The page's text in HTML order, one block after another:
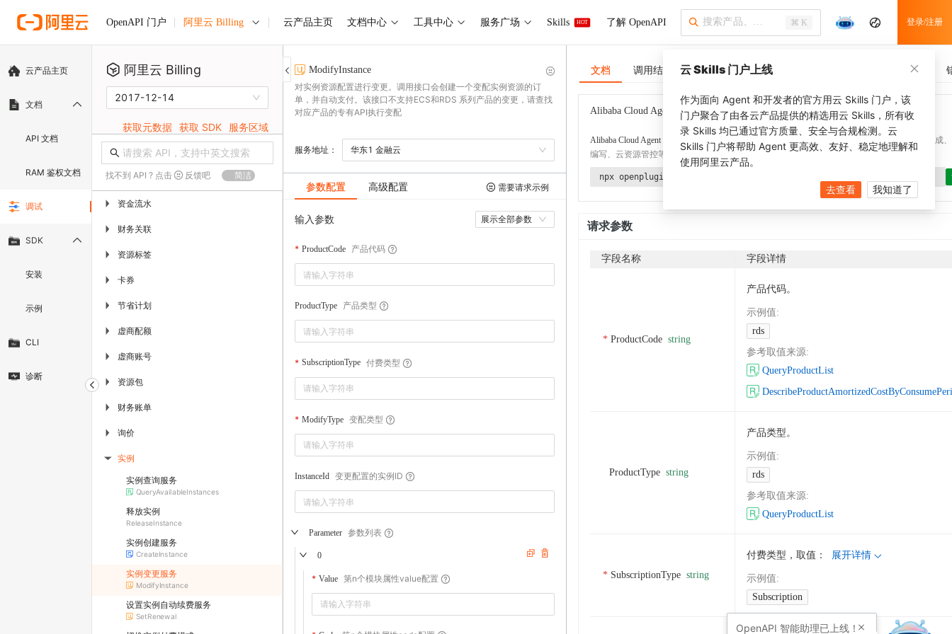
OpenAPI 门户 阿里云 Billing 云产品主页 文档中心 工具中心 服务广场 Skills HOT 了解 OpenAPI ⌘ K 登录/注册
云产品主页
文档
API 文档
RAM 鉴权文档
调试
SDK
安装
示例
CLI
诊断
阿里云 Billing
2017-12-14
获取元数据 获取 SDK 服务区域
找不到 API ? 点击 反馈吧 简洁
▶ 资金流水
▶ 财务关联
▶ 资源标签
▶ 卡券
▶ 节省计划
▶ 虚商配额
▶ 虚商账号
▶ 资源包
▶ 财务账单
▶ 询价
▶ 实例
实例查询服务
QueryAvailableInstances
释放实例
ReleaseInstance
实例创建服务
CreateInstance
实例变更服务
ModifyInstance
设置实例自动续费服务
SetRenewal
ModifyInstance
对实例资源配置进行变更。调用接口会创建一个变配实例资源的订
单，并自动支付。该接口不支持ECS和RDS 系列产品的变更，请查找
对应产品的专有API执行变配
服务地址： 华东1 金融云
参数配置 高级配置 需要请求示例
输入参数 展示全部参数
ProductCode 产品代码
ProductType 产品类型
SubscriptionType 付费类型
ModifyType 变配类型
InstanceId 变更配置的实例ID
Parameter 参数列表
0
Value 第n个模块属性value配置
文档 调用结果 SDK 示例 CLI 示例 调用历史
Alibaba Cloud Agent Toolkit 了解更多
Alibaba Cloud Agent Toolkit
提供 Agent 插件、技能、MCP 配置和验证工具，涵盖 SDK 代码生成、
编写、云资源管控等能力。通过 alibabacloud-agent-toolkit-install 技能可快速完成本地配置。
npx openplugin aliyun/alibabacloud-agent-toolkit
请求参数
字段名称 字段详情
ProductCode string
产品代码。
示例值:
rds
参考取值来源:
QueryProductList
ProductType string
产品类型。
示例值:
rds
参考取值来源:
QueryProductList
SubscriptionType string
付费类型，取值： 展开详情
示例值:
Subscription
云 Skills 门户上线
作为面向 Agent 和开发者的官方用云 Skills 门户，该
门户聚合了由各云产品提供的精选用云 Skills，所有收
录 Skills 均已通过官方质量、安全与合规检测。云
Skills 门户将帮助 Agent 更高效、友好、稳定地理解和
使用阿里云产品。
去查看 我知道了
OpenAPI 智能助理已上线！